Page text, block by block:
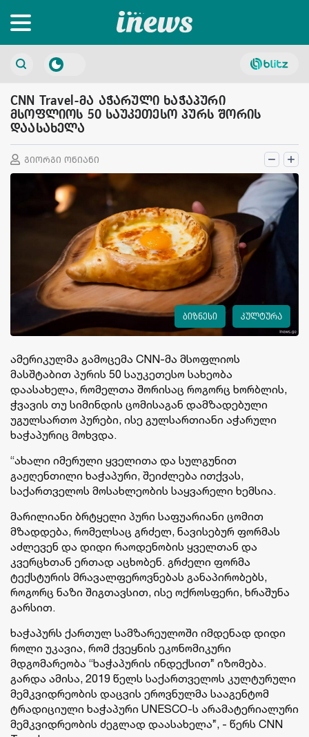
CNN Travel-მა აჭარული ხაჭაპური
მსოფლიოს 50 საუკეთესო პურს შორის
დაასახელა
გიორგი ონიანი
ბიზნესი კულტურა
ამერიკულმა გამოცემა CNN-მა მსოფლიოს
მასშტაბით პურის 50 საუკეთესო სახეობა
დაასახელა, რომელთა შორისაც როგორც ხორბლის,
ჭვავის თუ სიმინდის ცომისაგან დამზადებული
უგულსართო პურები, ისე გულსართიანი აჭარული
ხაჭაპურიც მოხვდა.
“ახალი იმერული ყველითა და სულგუნით
გაჟღენთილი ხაჭაპური, შეიძლება ითქვას,
საქართველოს მოსახლეობის საყვარელი ხემსია.
მარილიანი ბრტყელი პური საფუარიანი ცომით
მზადდება, რომელსაც გრძელ, ნავისებურ ფორმას
აძლევენ და დიდი რაოდენობის ყველთან და
კვერცხთან ერთად აცხობენ. გრძელი ფორმა
ტექსტურის მრავალფეროვნებას განაპირობებს,
როგორც ნაზი შიგთავსით, ისე ოქროსფერი, ხრაშუნა
გარსით.
ხაჭაპურს ქართულ სამზარეულოში იმდენად დიდი
როლი უკავია, რომ ქვეყნის ეკონომიკური
მდგომარეობა “ხაჭაპურის ინდექსით” იზომება.
გარდა ამისა, 2019 წელს საქართველოს კულტურული
მემკვიდრეობის დაცვის ეროვნულმა სააგენტომ
ტრადიციული ხაჭაპური UNESCO-ს არამატერიალური
მემკვიდრეობის ძეგლად დაასახელა”, - წერს CNN